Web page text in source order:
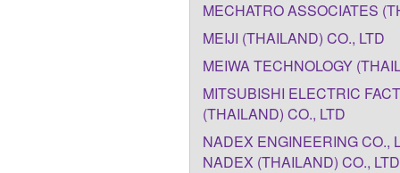
MECHATRO ASSOCIATES
MEIJI (THAILAND) CO., LTD
MEIWA TECHNOLOGY
MITSUBISHI ELECTRIC
(THAILAND) CO., LTD
NADEX ENGINEERING CO.,
NADEX (THAILAND) CO., LTD